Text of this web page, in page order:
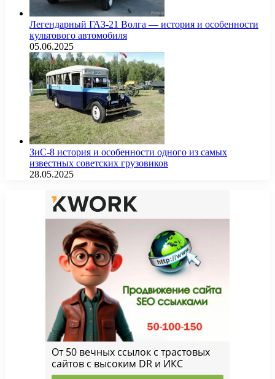
Легендарный ГАЗ-21 Волга — история и особенности
культового автомобиля
05.06.2025
ЗиС-8 история и особенности одного из самых
известных советских грузовиков
28.05.2025